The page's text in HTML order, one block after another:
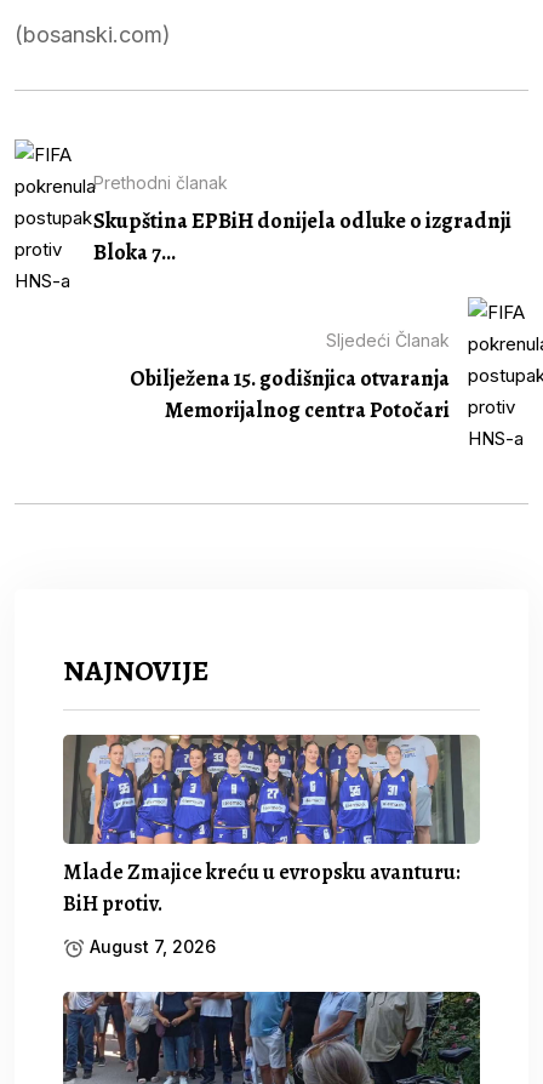
(bosanski.com)
Prethodni članak
Skupština EPBiH donijela odluke o izgradnji
Bloka 7...
Sljedeći Članak
Obilježena 15. godišnjica otvaranja
Memorijalnog centra Potočari
NAJNOVIJE
Mlade Zmajice kreću u evropsku avanturu:
BiH protiv.
August 7, 2026